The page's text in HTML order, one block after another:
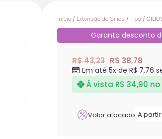
Início / Extensão de Cílios / Fios /
Garanta desconto
R$43,23 R$ 38,78
Em até 5x de R$ 7,76
À vista R$ 34,90 no
Valor atacado A